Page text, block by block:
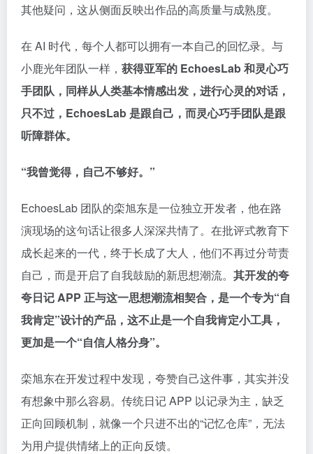
其他疑问，这从侧面反映出作品的高质量与成熟度。
在 AI 时代，每个人都可以拥有一本自己的回忆录。与
小鹿光年团队一样， 获得亚军的 EchoesLab 和灵心巧
手团队，同样从人类基本情感出发，进行心灵的对话，
只不过，EchoesLab 是跟自己，而灵心巧手团队是跟
听障群体。
“我曾觉得，自己不够好。”
EchoesLab 团队的栾旭东是一位独立开发者，他在路
演现场的这句话让很多人深深共情了。在批评式教育下
成长起来的一代，终于长成了大人，他们不再过分苛责
自己，而是开启了自我鼓励的新思想潮流。 其开发的夸
夸日记 APP 正与这一思想潮流相契合，是一个专为“自
我肯定”设计的产品，这不止是一个自我肯定小工具，
更加是一个“自信人格分身”。
栾旭东在开发过程中发现，夸赞自己这件事，其实并没
有想象中那么容易。传统日记 APP 以记录为主，缺乏
正向回顾机制，就像一个只进不出的“记忆仓库”，无法
为用户提供情绪上的正向反馈。